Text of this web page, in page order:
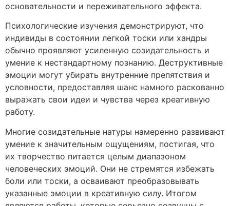
основательности и переживательного эффекта.
Психологические изучения демонстрируют, что
индивиды в состоянии легкой тоски или хандры
обычно проявляют усиленную созидательность и
умение к нестандартному познанию. Деструктивные
эмоции могут убирать внутренние препятствия и
условности, предоставляя шанс намного раскованно
выражать свои идеи и чувства через креативную
работу.
Многие созидательные натуры намеренно развивают
умение к значительным ощущениям, постигая, что
их творчество питается целым диапазоном
человеческих эмоций. Они не стремятся избежать
боли или тоски, а осваивают преобразовывать
указанные эмоции в креативную силу. Итогом